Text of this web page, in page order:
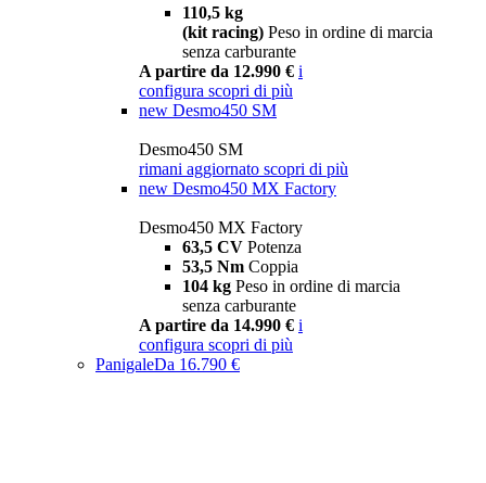
110,5 kg
(kit racing) Peso in ordine di marcia
senza carburante
A partire da 12.990 € i
configura scopri di più
new Desmo450 SM
Desmo450 SM
rimani aggiornato scopri di più
new Desmo450 MX Factory
Desmo450 MX Factory
63,5 CV Potenza
53,5 Nm Coppia
104 kg Peso in ordine di marcia
senza carburante
A partire da 14.990 € i
configura scopri di più
PanigaleDa 16.790 €